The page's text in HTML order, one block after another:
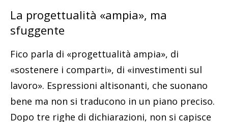
La progettualità «ampia», ma
sfuggente
Fico parla di «progettualità ampia», di
«sostenere i comparti», di «investimenti sul
lavoro». Espressioni altisonanti, che suonano
bene ma non si traducono in un piano preciso.
Dopo tre righe di dichiarazioni, non si capisce